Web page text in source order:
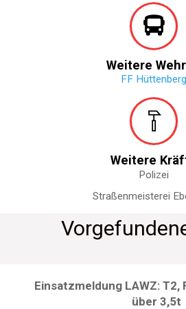
Weitere
FF Hüttenberg
Weitere
Polizei
Straßenmeisterei
Einsatzmeldung LAWZ:
über 3,5t